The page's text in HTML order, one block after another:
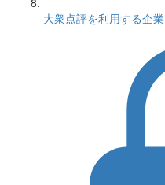
大衆点評を利用する企業